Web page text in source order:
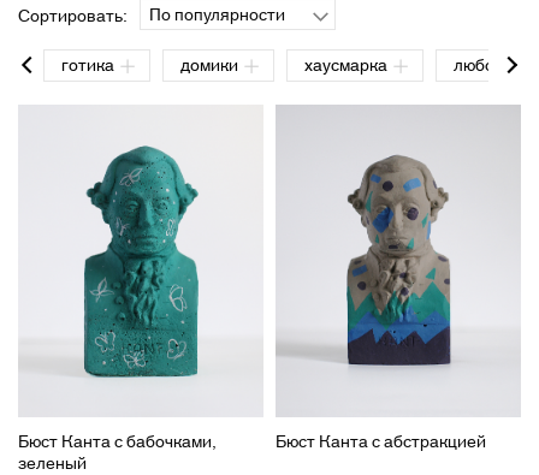
Сортировать: По популярности
готика домики хаусмарка любовь
Бюст Канта с бабочками,
зеленый
Бюст Канта с абстракцией